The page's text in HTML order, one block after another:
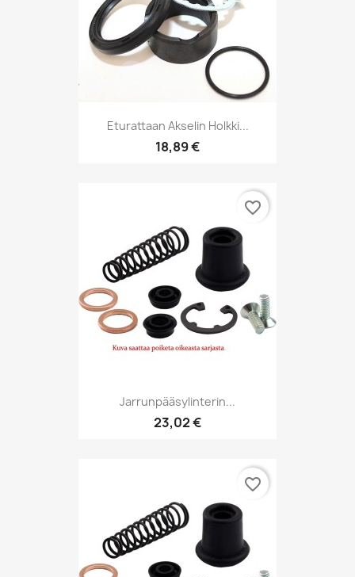
Eturattaan Akselin Holkki...
18,89 €
Jarrunpääsylinterin...
23,02 €
favorite_border
favorite_border